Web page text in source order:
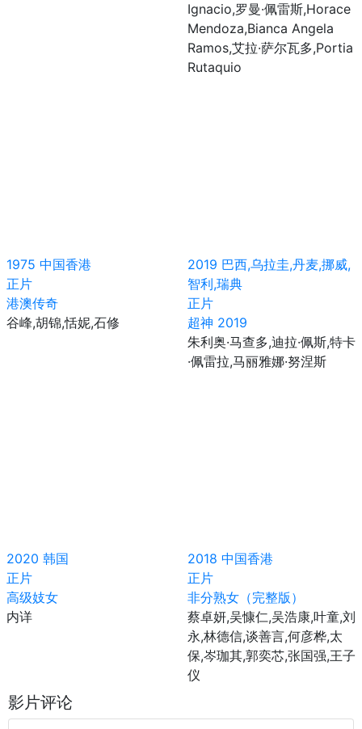
Ignacio,罗曼·佩雷斯,Horace
Mendoza,Bianca Angela
Ramos,艾拉·萨尔瓦多,Portia
Rutaquio
1975 中国香港
正片
港澳传奇
谷峰,胡锦,恬妮,石修
2019 巴西,乌拉圭,丹麦,挪威,
智利,瑞典
正片
超神 2019
朱利奥·马查多,迪拉·佩斯,特卡
·佩雷拉,马丽雅娜·努涅斯
2020 韩国
正片
高级妓女
内详
2018 中国香港
正片
非分熟女（完整版）
蔡卓妍,吴慷仁,吴浩康,叶童,刘
永,林德信,谈善言,何彦桦,太
保,岑珈其,郭奕芯,张国强,王子
仪
影片评论